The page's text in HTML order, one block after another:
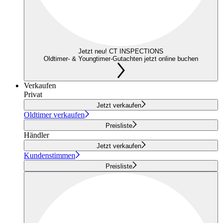
Jetzt neu! CT INSPECTIONS
Oldtimer- & Youngtimer-Gutachten jetzt online buchen
Verkaufen
Privat
Jetzt verkaufen
Oldtimer verkaufen
Preisliste
Händler
Jetzt verkaufen
Kundenstimmen
Preisliste